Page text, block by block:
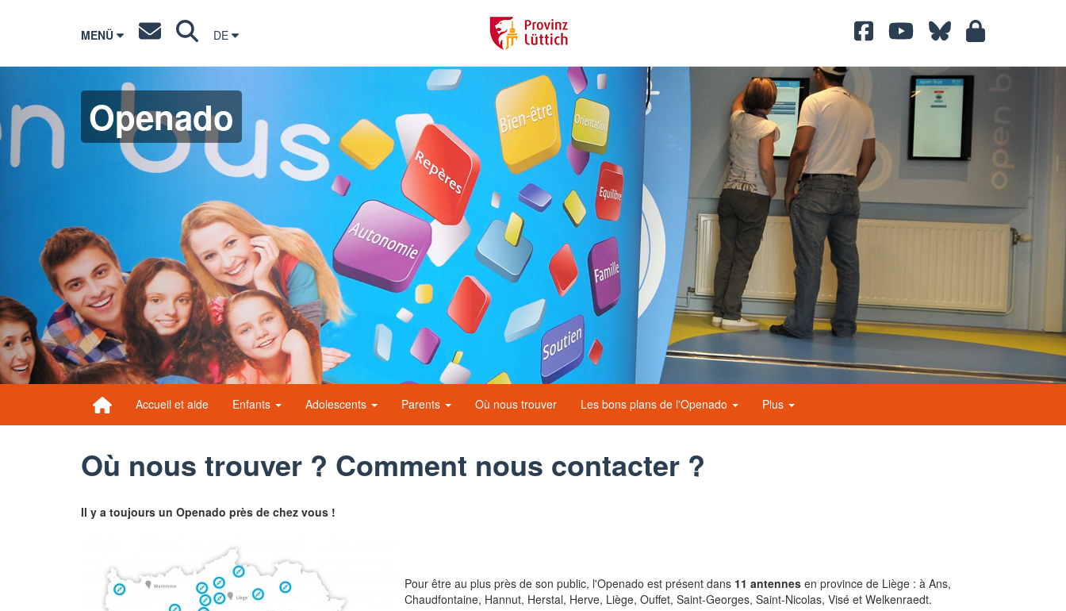
MENÜ DE
Openado
Accueil et aide Enfants Adolescents Parents Où nous trouver Les bons plans de l'Openado Plus
Où nous trouver ? Comment nous contacter ?
Il y a toujours un Openado près de chez vous !
Pour être au plus près de son public, l'Openado est présent dans 11 antennes en province de Liège : à Ans,
Chaudfontaine, Hannut, Herstal, Herve, Liège, Ouffet, Saint-Georges, Saint-Nicolas, Visé et Welkenraedt.